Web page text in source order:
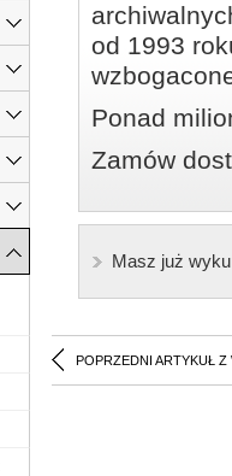
od 1993
Ponad
Zamów
Masz już
POPRZEDNI ARTYKUŁ Z